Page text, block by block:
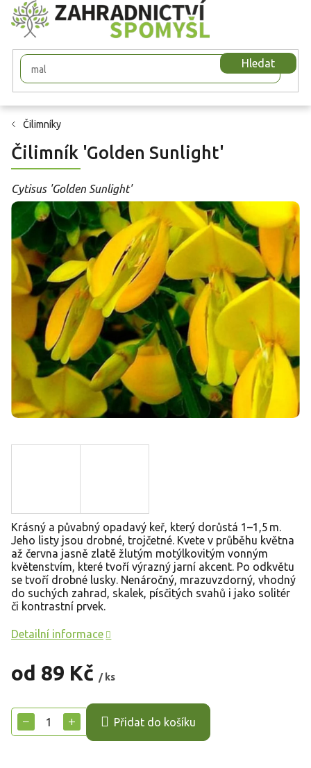
Přejít
na
obsah
Hledat
Čilimníky
Čilimník 'Golden Sunlight'
Cytisus 'Golden Sunlight'
od 89 Kč / ks
cena:
+
− Přidat do košíku
Krásný a půvabný opadavý keř, který dorůstá 1–1,5 m.
Jeho listy jsou drobné, trojčetné. Kvete v průběhu května
až června jasně zlatě žlutým motýlkovitým vonným
květenstvím, které tvoří výrazný jarní akcent. Po odkvětu
se tvoří drobné lusky. Nenáročný, mrazuvzdorný, vhodný
do suchých zahrad, skalek, písčitých svahů i jako solitér
či kontrastní prvek.
Detailní informace